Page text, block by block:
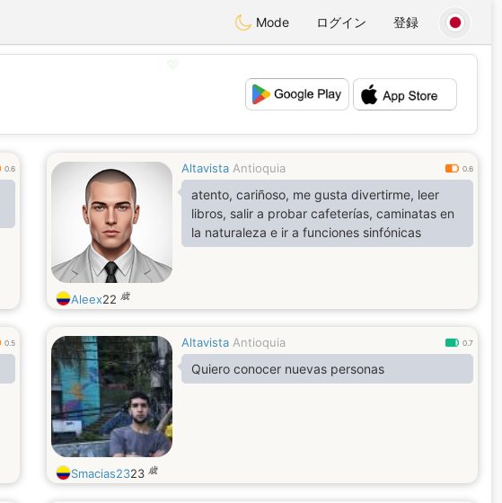
Mode ログイン 登録
💕
0.6 Altavista Antioquia 0.6
atento, cariñoso, me gusta divertirme, leer
libros, salir a probar cafeterías, caminatas en
la naturaleza e ir a funciones sinfónicas
Aleex22 歳
0.5 Altavista Antioquia 0.7
Quiero conocer nuevas personas
Smacias2323 歳